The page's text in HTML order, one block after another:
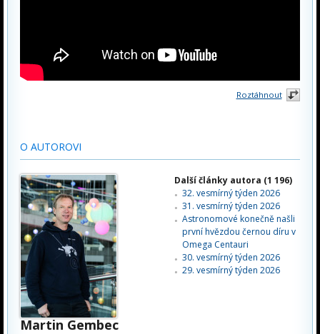
Roztáhnout
O AUTOROVI
Martin Gembec
Další články autora (1 196)
32. vesmírný týden 2026
31. vesmírný týden 2026
Astronomové konečně našli
první hvězdou černou díru v
Omega Centauri
30. vesmírný týden 2026
29. vesmírný týden 2026